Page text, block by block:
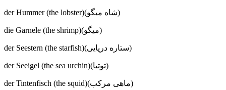
der Hummer (the lobster)(شاه میگو)
die Garnele (the shrimp)(میگو)
der Seestern (the starfish)(ستاره دریایی)
der Seeigel (the sea urchin)(توتیا)
der Tintenfisch (the squid)(ماهی مرکب)